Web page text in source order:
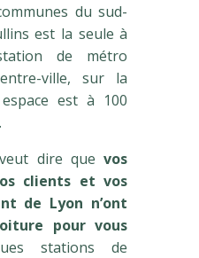
du sud-
est la seule à
de métro
ville, sur la
est à 100
veut dire quevos
clients et vos
de Lyon n’ont
pour vous
stations de